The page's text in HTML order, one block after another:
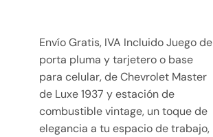
Envío Gratis, IVA Incluido Juego de
porta pluma y tarjetero o base
para celular, de Chevrolet Master
de Luxe 1937 y estación de
combustible vintage, un toque de
elegancia a tu espacio de trabajo,